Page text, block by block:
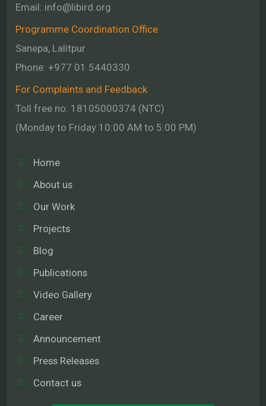
Email: info@libird.org
Programme Coordination Office
Sanepa, Lalitpur
Phone:+977 01 5440330
For Complaints and Feedback
Toll free no: 18105000374 (NTC)
(Monday to Friday 10:00 AM to 5:00 PM)
Home
About us
Our Work
Projects
Blog
Publications
Video Gallery
Career
Announcement
Press Releases
Contact us